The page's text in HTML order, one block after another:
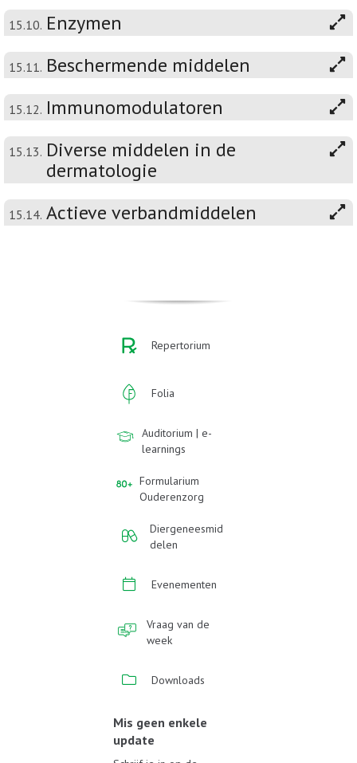
15.10. Enzymen
15.11. Beschermende middelen
15.12. Immunomodulatoren
15.13. Diverse middelen in de
dermatologie
15.14. Actieve verbandmiddelen
Repertorium
Folia
Auditorium | e-
learnings
Formularium
Ouderenzorg
Diergeneesmid
delen
Evenementen
Vraag van de
week
Downloads
Mis geen enkele
update